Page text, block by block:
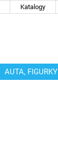
Katalogy
AUTA, FIGURKY